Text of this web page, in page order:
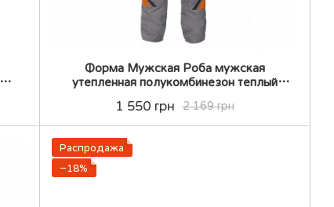
Форма Мужская Роба мужская
утепленная полукомбинезон теплый
теплый2 169 грн
1 550 грн
Распродажа
−18%